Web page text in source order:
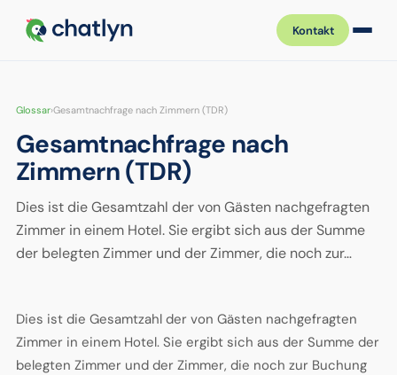
Kontakt
Glossar›Gesamtnachfrage nach Zimmern (TDR)
Gesamtnachfrage nach
Zimmern (TDR)
Dies ist die Gesamtzahl der von Gästen nachgefragten
Zimmer in einem Hotel. Sie ergibt sich aus der Summe
der belegten Zimmer und der Zimmer, die noch zur…
Dies ist die Gesamtzahl der von Gästen nachgefragten
Zimmer in einem Hotel. Sie ergibt sich aus der Summe der
belegten Zimmer und der Zimmer, die noch zur Buchung